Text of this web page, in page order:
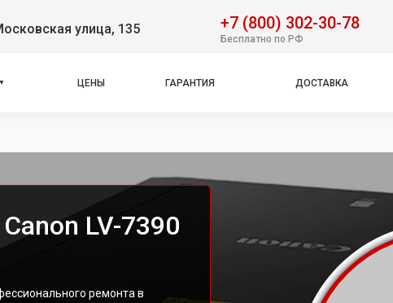
улица, 135 +7 (800) 302-30-78
Бесплатно по РФ
ЦЕНЫ ГАРАНТИЯ ДОСТАВКА
LV-7390
ремонта в